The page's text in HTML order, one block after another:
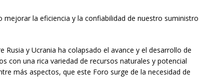
la eficiencia y la confiabilidad de nuestro suministro
Rusia y Ucrania ha colapsado el avance y el desarrollo de
con una rica variedad de recursos naturales y potencial
más aspectos, que este Foro surge de la necesidad de